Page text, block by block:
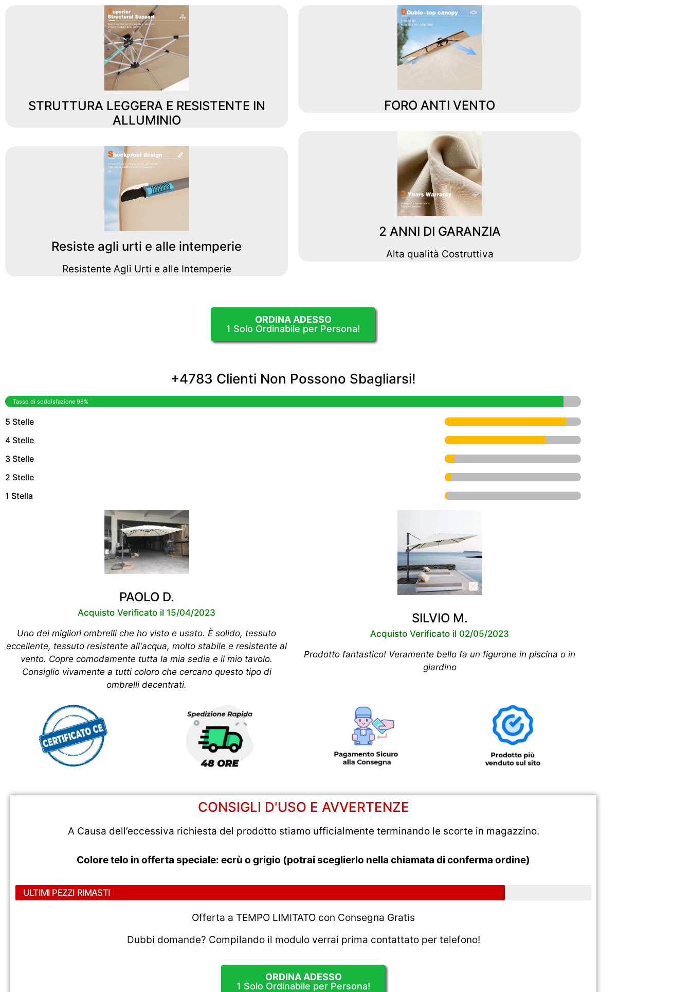
STRUTTURA LEGGERA E RESISTENTE IN
ALLUMINIO
Resiste agli urti e alle intemperie
Resistente Agli Urti e alle Intemperie
FORO ANTI VENTO
2 ANNI DI GARANZIA
Alta qualità Costruttiva
ORDINA ADESSO
1 Solo Ordinabile per Persona!
+4783 Clienti Non Possono Sbagliarsi!
Tasso di soddisfazione 98%
5 Stelle
4 Stelle
3 Stelle
2 Stelle
1 Stella
PAOLO D.
Acquisto Verificato il 15/04/2023
Uno dei migliori ombrelli che ho visto e usato. È solido, tessuto
eccellente, tessuto resistente all'acqua, molto stabile e resistente al
vento. Copre comodamente tutta la mia sedia e il mio tavolo.
Consiglio vivamente a tutti coloro che cercano questo tipo di
ombrelli decentrati.
SILVIO M.
Acquisto Verificato il 02/05/2023
Prodotto fantastico! Veramente bello fa un figurone in piscina o in
giardino
CONSIGLI D'USO E AVVERTENZE
A Causa dell’eccessiva richiesta del prodotto stiamo ufficialmente terminando le scorte in magazzino.
Colore telo in offerta speciale: ecrù o grigio (potrai sceglierlo nella chiamata di conferma ordine)
ULTIMI PEZZI RIMASTI
Offerta a TEMPO LIMITATO con Consegna Gratis
Dubbi domande? Compilando il modulo verrai prima contattato per telefono!
ORDINA ADESSO
1 Solo Ordinabile per Persona!